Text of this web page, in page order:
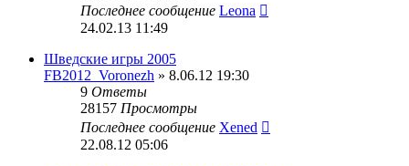
Последнее сообщение Leona
24.02.13 11:49
Шведские игры 2005
FB2012_Voronezh » 8.06.12 19:30
9 Ответы
28157 Просмотры
Последнее сообщение Xened
22.08.12 05:06